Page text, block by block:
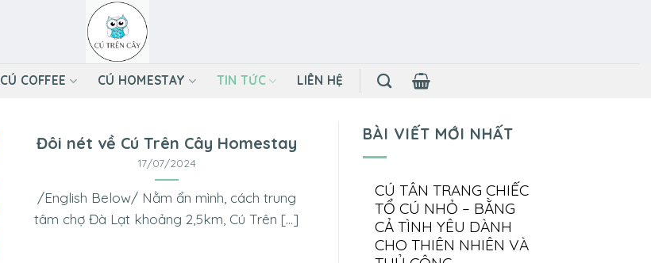
CÚ COFFEE CÚ HOMESTAY TIN TỨC LIÊN HỆ
Đôi nét về Cú Trên Cây Homestay
17/07/2024
/English Below/ Nằm ẩn mình, cách trung
tâm chợ Đà Lạt khoảng 2,5km, Cú Trên [...]
BÀI VIẾT MỚI NHẤT
CÚ TÂN TRANG CHIẾC
TỔ CÚ NHỎ – BẰNG
CẢ TÌNH YÊU DÀNH
CHO THIÊN NHIÊN VÀ